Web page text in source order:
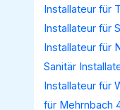
Installateur für
Installateur für
Installateur für
Sanitär
Installateur für
für Mehrnbach